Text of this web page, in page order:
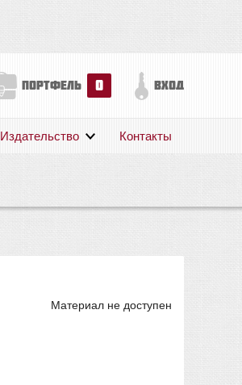
портфель 0 вход
Поддержка
Издательство Контакты
Материал не доступен